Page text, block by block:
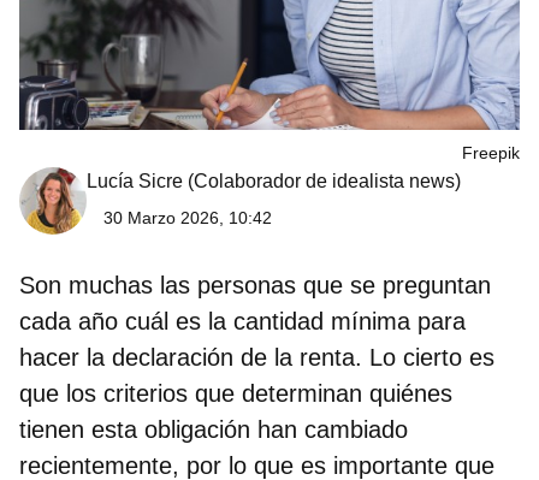
Freepik
Lucía Sicre (Colaborador de idealista news)
30 Marzo 2026, 10:42
Son muchas las personas que se preguntan
cada año cuál es la cantidad mínima para
hacer la declaración de la renta. Lo cierto es
que los criterios que determinan quiénes
tienen esta obligación han cambiado
recientemente, por lo que es importante que